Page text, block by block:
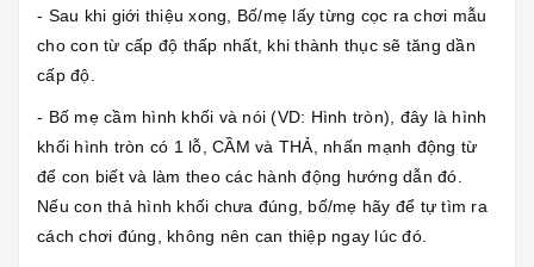
- Sau khi giới thiệu xong, Bố/mẹ lấy từng cọc ra chơi mẫu
cho con từ cấp độ thấp nhất, khi thành thục sẽ tăng dần
cấp độ.
- Bố mẹ cầm hình khối và nói (VD: Hình tròn), đây là hình
khối hình tròn có 1 lỗ, CẦM và THẢ, nhấn mạnh động từ
để con biết và làm theo các hành động hướng dẫn đó.
Nếu con thả hình khối chưa đúng, bố/mẹ hãy để tự tìm ra
cách chơi đúng, không nên can thiệp ngay lúc đó.